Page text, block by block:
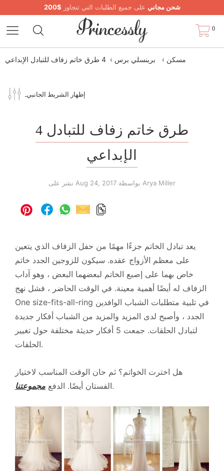
شحن مجاني على جميع الطلبات التي تتجاوز $200
0
مسكن › برينسلي برس › 4 طرق خاتم زفاف للتبادل الإبداعي
إظهار الشريط الجانبي
4 طرق خاتم زفاف للتبادل
الإبداعي
Aug 24, 2017 بواسطة Arya Miller
يعد تبادل الخاتم جزءًا مهمًا من حفل الزفاف الذي يتعين
على معظم الأزواج عقده. سيكون للزوجين الجدد خاتم
خاص بهما على إصبع الخاتم لبعضهما البعض ، وهو آداب
الزفاف له أيضًا أهمية معينة. في الوقت الحاضر ، فشل نهج
One size-fits-all-ring في تلبية متطلبات الشباب الوافدين
الجدد ، وأصبح لدى المزيد والمزيد من الشباب أفكار جديدة
لتبادل الحلقات. جمعت 5 أفكار حديثة مختلفة حول تغيير
الحلقات.
هل اخترت الخواتم؟ ثم حان الوقت المناسب لاختيار
الفستان أيضًا. الدفع مجموعتنا .